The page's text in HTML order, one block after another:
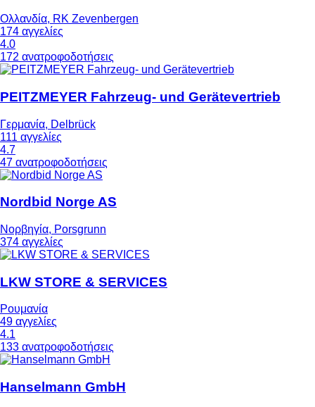
Ολλανδία, RK Zevenbergen
174 αγγελίες
4.0
172 ανατροφοδοτήσεις
PEITZMEYER Fahrzeug- und Gerätevertrieb
Γερμανία, Delbrück
111 αγγελίες
4.7
47 ανατροφοδοτήσεις
Nordbid Norge AS
Νορβηγία, Porsgrunn
374 αγγελίες
LKW STORE & SERVICES
Ρουμανία
49 αγγελίες
4.1
133 ανατροφοδοτήσεις
Hanselmann GmbH